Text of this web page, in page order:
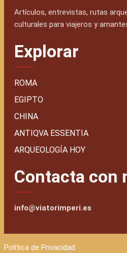
Artículos, entrevistas, rutas
culturales para viajeros y
Explorar
ROMA
EGIPTO
CHINA
ANTIQVA ESSENTIA
ARQUEOLOGÍA HOY
Contacta con
info@viatorimperi.es
Política de Privacidad